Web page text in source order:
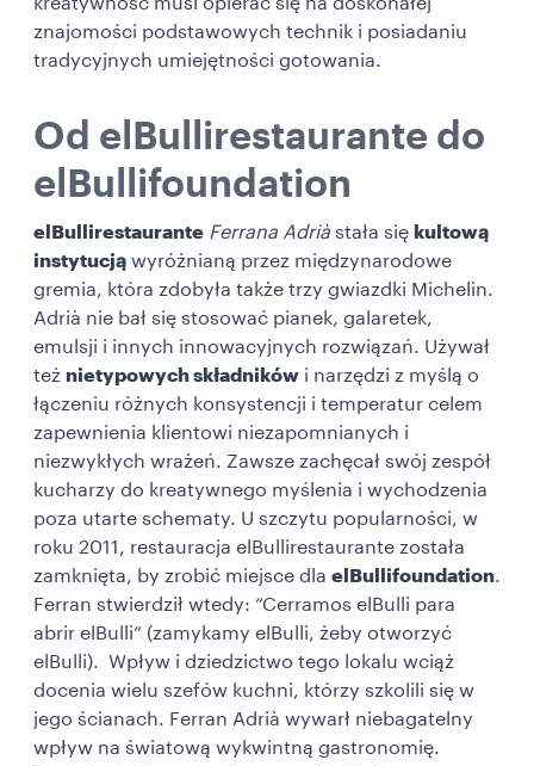
znajomości podstawowych technik i posiadaniu
tradycyjnych umiejętności gotowania.
Od elBullirestaurante do
elBullifoundation
elBullirestaurante Ferrana Adrià stała się kultową
instytucją wyróżnianą przez międzynarodowe
gremia, która zdobyła także trzy gwiazdki Michelin.
Adrià nie bał się stosować pianek, galaretek,
emulsji i innych innowacyjnych rozwiązań. Używał
też nietypowych składników i narzędzi z myślą o
łączeniu różnych konsystencji i temperatur celem
zapewnienia klientowi niezapomnianych i
niezwykłych wrażeń. Zawsze zachęcał swój zespół
kucharzy do kreatywnego myślenia i wychodzenia
poza utarte schematy. U szczytu popularności, w
roku 2011, restauracja elBullirestaurante została
zamknięta, by zrobić miejsce dla elBullifoundation.
Ferran stwierdził wtedy: “Cerramos elBulli para
abrir elBulli” (zamykamy elBulli, żeby otworzyć
elBulli). Wpływ i dziedzictwo tego lokalu wciąż
docenia wielu szefów kuchni, którzy szkolili się w
jego ścianach. Ferran Adrià wywarł niebagatelny
wpływ na światową wykwintną gastronomię.